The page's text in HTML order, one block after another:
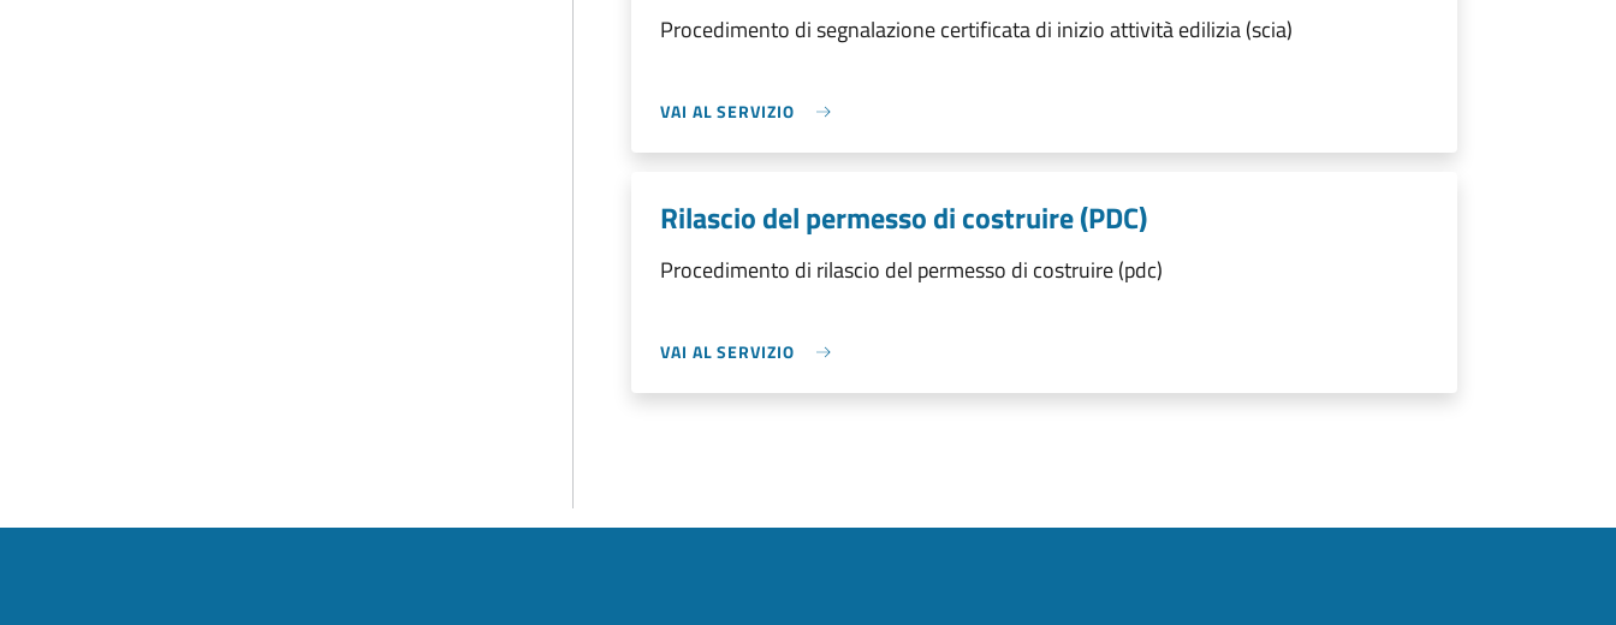
Procedimento di segnalazione certificata di inizio attività edilizia (scia)
VAI AL SERVIZIO
Rilascio del permesso di costruire (PDC)
Procedimento di rilascio del permesso di costruire (pdc)
VAI AL SERVIZIO